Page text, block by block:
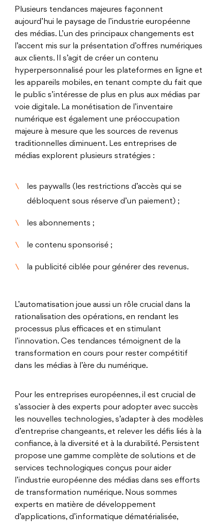
Plusieurs tendances majeures façonnent
aujourd’hui le paysage de l’industrie européenne
des médias. L’un des principaux changements est
l’accent mis sur la présentation d’offres numériques
aux clients. Il s’agit de créer un contenu
hyperpersonnalisé pour les plateformes en ligne et
les appareils mobiles, en tenant compte du fait que
le public s’intéresse de plus en plus aux médias par
voie digitale. La monétisation de l’inventaire
numérique est également une préoccupation
majeure à mesure que les sources de revenus
traditionnelles diminuent. Les entreprises de
médias explorent plusieurs stratégies :
les paywalls (les restrictions d’accès qui se
débloquent sous réserve d’un paiement) ;
les abonnements ;
le contenu sponsorisé ;
la publicité ciblée pour générer des revenus.
L’automatisation joue aussi un rôle crucial dans la
rationalisation des opérations, en rendant les
processus plus efficaces et en stimulant
l’innovation. Ces tendances témoignent de la
transformation en cours pour rester compétitif
dans les médias à l’ère du numérique.
Pour les entreprises européennes, il est crucial de
s’associer à des experts pour adopter avec succès
les nouvelles technologies, s’adapter à des modèles
d’entreprise changeants, et relever les défis liés à la
confiance, à la diversité et à la durabilité. Persistent
propose une gamme complète de solutions et de
services technologiques conçus pour aider
l’industrie européenne des médias dans ses efforts
de transformation numérique. Nous sommes
experts en matière de développement
d’applications, d’informatique dématérialisée,